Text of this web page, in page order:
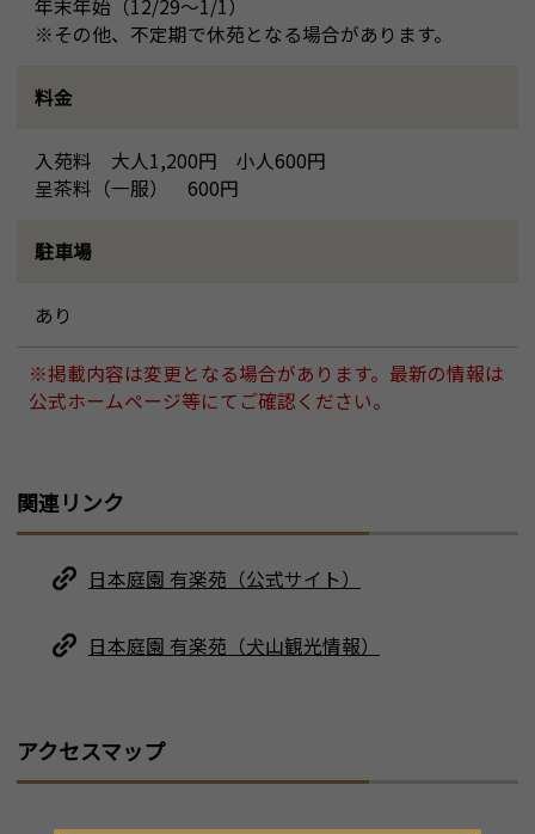
年末年始（12/29～1/1）
※その他、不定期で休苑となる場合があります。
料金
入苑料 大人1,200円 小人600円
呈茶料（一服） 600円
駐車場
あり
※掲載内容は変更となる場合があります。最新の情報は
公式ホームページ等にてご確認ください。
関連リンク
日本庭園 有楽苑（公式サイト）
日本庭園 有楽苑（犬山観光情報）
アクセスマップ